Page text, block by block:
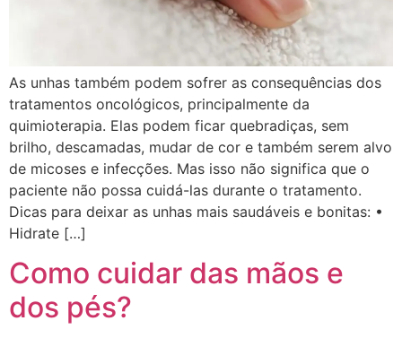
As unhas também podem sofrer as consequências dos
tratamentos oncológicos, principalmente da
quimioterapia. Elas podem ficar quebradiças, sem
brilho, descamadas, mudar de cor e também serem alvo
de micoses e infecções. Mas isso não significa que o
paciente não possa cuidá-las durante o tratamento.
Dicas para deixar as unhas mais saudáveis e bonitas: •
Hidrate […]
Como cuidar das mãos e
dos pés?